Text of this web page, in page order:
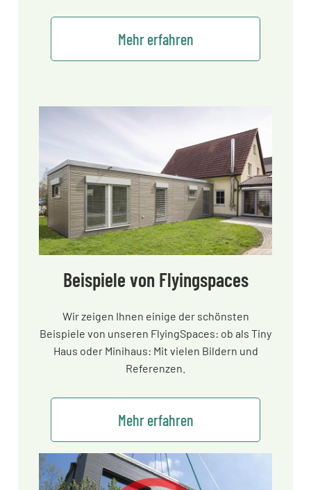
Mehr erfahren
Beispiele von Flyingspaces
Wir zeigen Ihnen einige der schönsten
Beispiele von unseren FlyingSpaces: ob als Tiny
Haus oder Minihaus: Mit vielen Bildern und
Referenzen.
Mehr erfahren